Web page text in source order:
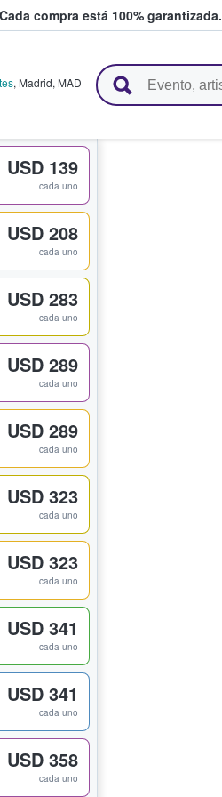
Cada compra está 100% garantizada.
, Madrid, MAD
USD 139
cada uno
USD 208
cada uno
USD 283
cada uno
USD 289
cada uno
USD 289
cada uno
USD 323
cada uno
USD 323
cada uno
USD 341
cada uno
USD 341
cada uno
USD 358
cada uno